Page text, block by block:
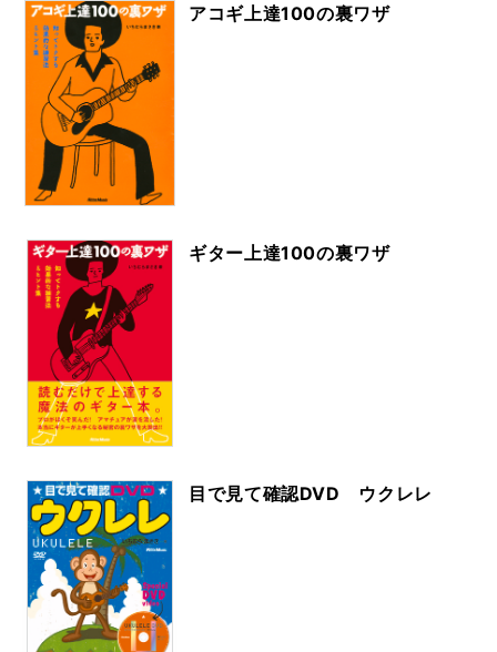
アコギ上達100の裏ワザ
ギター上達100の裏ワザ
目で見て確認DVD ウクレレ